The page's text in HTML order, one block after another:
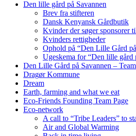
Den lille gård på Savannen
Brev fra stifteren
Dansk Kenyansk Gårdbutik
Kvinder der søger sponsorer
Kvinders rettigheder
Ophold på “Den Lille Gård
Ugeskema for “Den lille gård
Den Lille Gård på Savannen –
Dragør Kommune
Dream
Earth, farming and what we eat
Eco-Friends Founding Team Page
Eco-network
A call to “Tribe Leaders” to
Air and Global Warming